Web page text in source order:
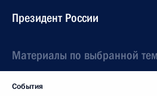
Президент России
Материалы по выбранной
События